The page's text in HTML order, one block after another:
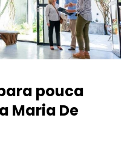
pouca
Maria De